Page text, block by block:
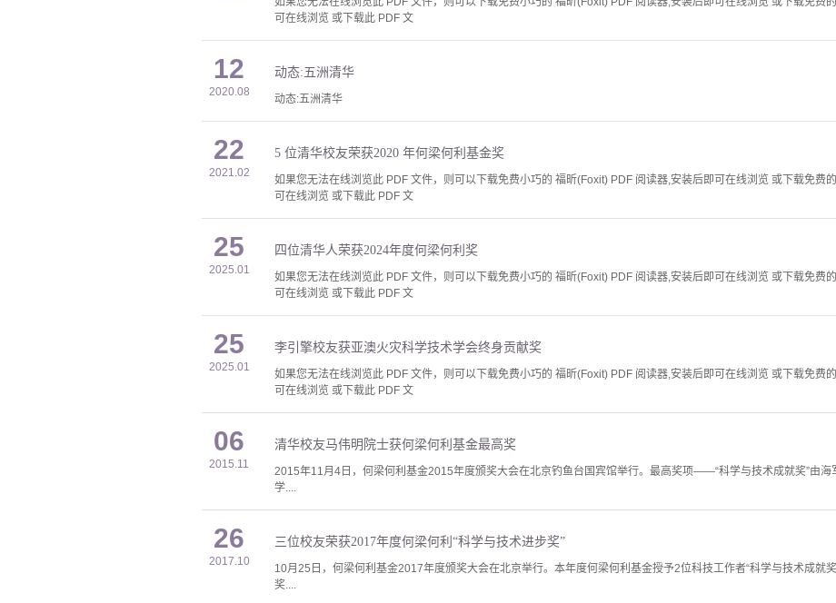
可在线浏览 或下载此 PDF 文
12
2020.08
动态:五洲清华
动态:五洲清华
22
2021.02
5 位清华校友荣获2020 年何梁何利基金奖
如果您无法在线浏览此 PDF 文件，则可以下载免费小巧的 福昕(Foxit) PDF 阅读器,安装后即可在线浏览 或下载免费
可在线浏览 或下载此 PDF 文
25
2025.01
四位清华人荣获2024年度何梁何利奖
如果您无法在线浏览此 PDF 文件，则可以下载免费小巧的 福昕(Foxit) PDF 阅读器,安装后即可在线浏览 或下载免费
可在线浏览 或下载此 PDF 文
25
2025.01
李引擎校友获亚澳火灾科学技术学会终身贡献奖
如果您无法在线浏览此 PDF 文件，则可以下载免费小巧的 福昕(Foxit) PDF 阅读器,安装后即可在线浏览 或下载免费
可在线浏览 或下载此 PDF 文
06
2015.11
清华校友马伟明院士获何梁何利基金最高奖
2015年11月4日，何梁何利基金2015年度颁奖大会在北京钓鱼台国宾馆举行。最高奖项——“科学与技术成就奖”由海
学....
26
2017.10
三位校友荣获2017年度何梁何利“科学与技术进步奖”
10月25日，何梁何利基金2017年度颁奖大会在北京举行。本年度何梁何利基金授予2位科技工作者“科学与技术成就
奖....